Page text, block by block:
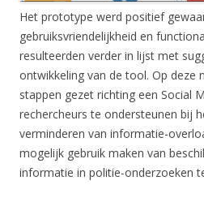
Het prototype werd positief
gebruiksvriendelijkheid en
resulteerden verder in lijst met
ontwikkeling van de tool. Op deze
stappen gezet richting een Social
rechercheurs te ondersteunen bij
verminderen van informatie-
mogelijk gebruik maken van
informatie in politie-onderzoeken